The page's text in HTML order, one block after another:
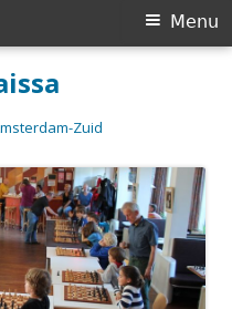
Zuid
Menu